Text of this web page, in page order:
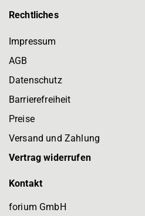
Rechtliches
Impressum
AGB
Datenschutz
Barrierefreiheit
Preise
Versand und Zahlung
Vertrag widerrufen
Kontakt
forium GmbH